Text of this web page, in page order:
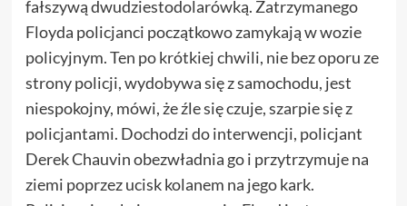
fałszywą dwudziestodolarówką. Zatrzymanego
Floyda policjanci początkowo zamykają w wozie
policyjnym. Ten po krótkiej chwili, nie bez oporu ze
strony policji, wydobywa się z samochodu, jest
niespokojny, mówi, że źle się czuje, szarpie się z
policjantami. Dochodzi do interwencji, policjant
Derek Chauvin obezwładnia go i przytrzymuje na
ziemi poprzez ucisk kolanem na jego kark.